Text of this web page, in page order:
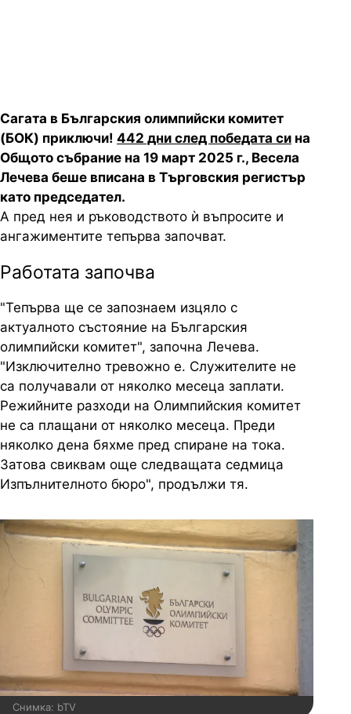
Сагата в Българския олимпийски комитет
(БОК) приключи! 442 дни след победата си на
Общото събрание на 19 март 2025 г., Весела
Лечева беше вписана в Търговския регистър
като председател.
А пред нея и ръководството ѝ въпросите и
ангажиментите тепърва започват.
Работата започва
"Тепърва ще се запознаем изцяло с
актуалното състояние на Българския
олимпийски комитет", започна Лечева.
"Изключително тревожно е. Служителите не
са получавали от няколко месеца заплати.
Режийните разходи на Олимпийския комитет
не са плащани от няколко месеца. Преди
няколко дена бяхме пред спиране на тока.
Затова свиквам още следващата седмица
Изпълнителното бюро", продължи тя.
Снимка: bTV